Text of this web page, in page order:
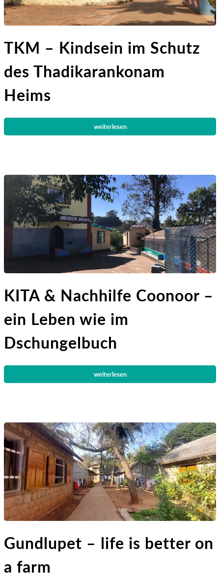
TKM – Kindsein im Schutz
des Thadikarankonam
Heims
weiterlesen
KITA & Nachhilfe Coonoor –
ein Leben wie im
Dschungelbuch
weiterlesen
Gundlupet – life is better on
a farm